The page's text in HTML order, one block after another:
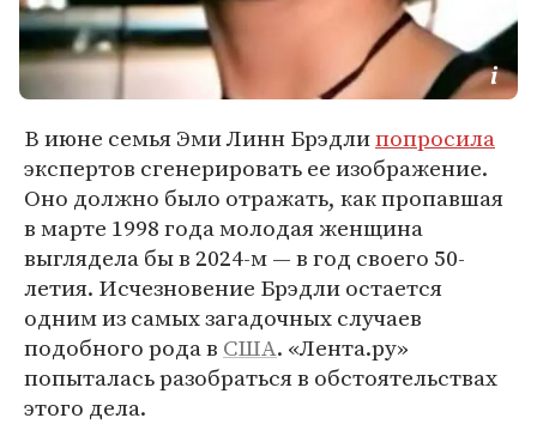
В июне семья Эми Линн Брэдлипопросила
экспертов сгенерировать ее изображение.
Оно должно было отражать, как пропавшая
в марте 1998 года молодая женщина
выглядела бы в 2024-м — в год своего 50-
летия. Исчезновение Брэдли остается
одним из самых загадочных случаев
подобного рода в США. «Лента.ру»
попыталась разобраться в обстоятельствах
этого дела.